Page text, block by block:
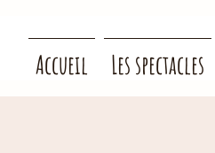
Accueil Les spectacles